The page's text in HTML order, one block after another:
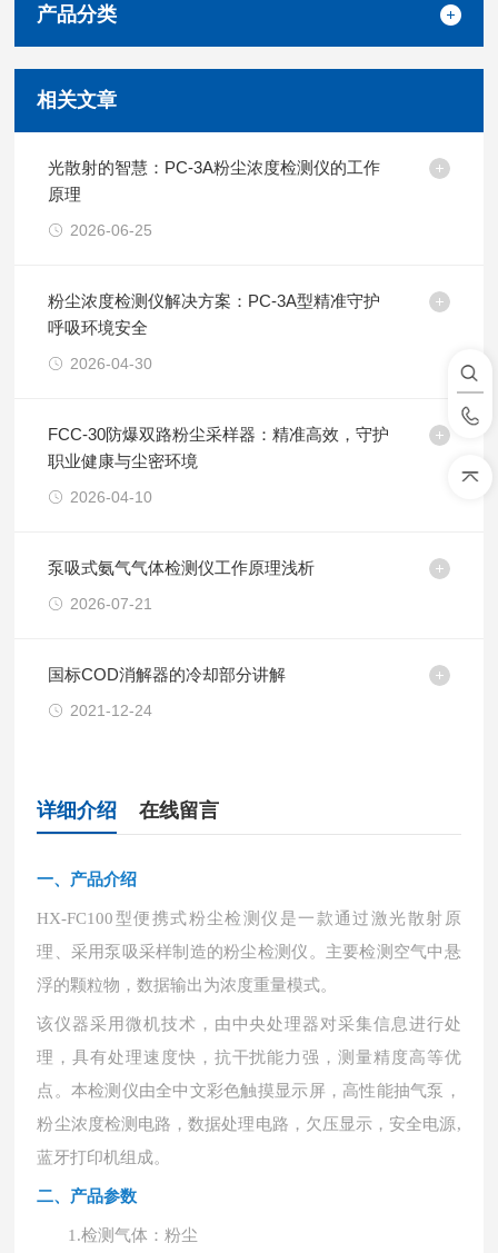
产品分类
相关文章
光散射的智慧：PC-3A粉尘浓度检测仪的工作
原理
2026-06-25
粉尘浓度检测仪解决方案：PC-3A型精准守护
呼吸环境安全
2026-04-30
FCC-30防爆双路粉尘采样器：精准高效，守护
职业健康与尘密环境
2026-04-10
泵吸式氨气气体检测仪工作原理浅析
2026-07-21
国标COD消解器的冷却部分讲解
2021-12-24
详细介绍 在线留言
一、 产品介绍
HX-FC100型便携式粉尘检测仪是一款通过激光散射原
理、采用泵吸采样制造的粉尘检测仪。主要检测空气中悬
浮的颗粒物，数据输出为浓度重量模式。
该仪器采用微机技术，由中央处理器对采集信息进行处
理，具有处理速度快，抗干扰能力强，测量精度高等优
点。本检测仪由全中文彩色触摸显示屏，高性能抽气泵，
粉尘浓度检测电路，数据处理电路，欠压显示，安全电源,
蓝牙打印机组成。
二、产品参数
1.检测气体：粉尘